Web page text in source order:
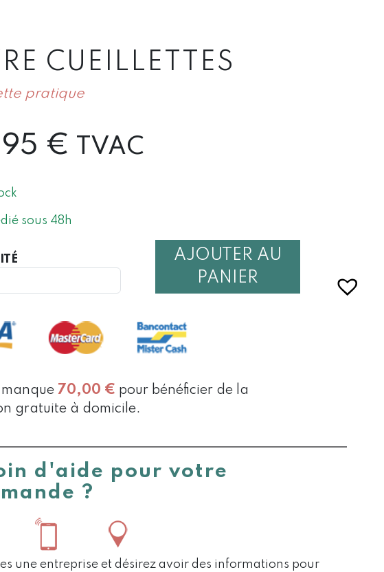
CUEILLETTES
pratique
€ TVAC
sous 48h
AJOUTER AU
PANIER
manque 70,00 € pour bénéficier de la
gratuite à domicile.
d'aide pour votre
?
une entreprise et désirez avoir des informations pour